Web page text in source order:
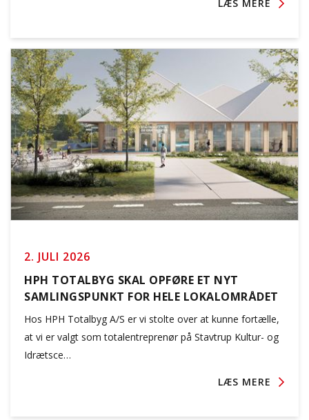
LÆS MERE
2. JULI 2026
HPH TOTALBYG SKAL OPFØRE ET NYT
SAMLINGSPUNKT FOR HELE LOKALOMRÅDET
Hos HPH Totalbyg A/S er vi stolte over at kunne fortælle,
at vi er valgt som totalentreprenør på Stavtrup Kultur- og
Idrætsce…
LÆS MERE